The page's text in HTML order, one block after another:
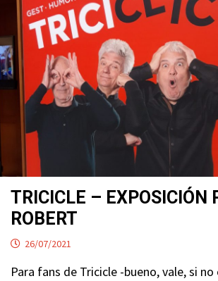
TRICICLE – EXPOSICIÓN
ROBERT
26/07/2021
Para fans de Tricicle -bueno, vale, si no